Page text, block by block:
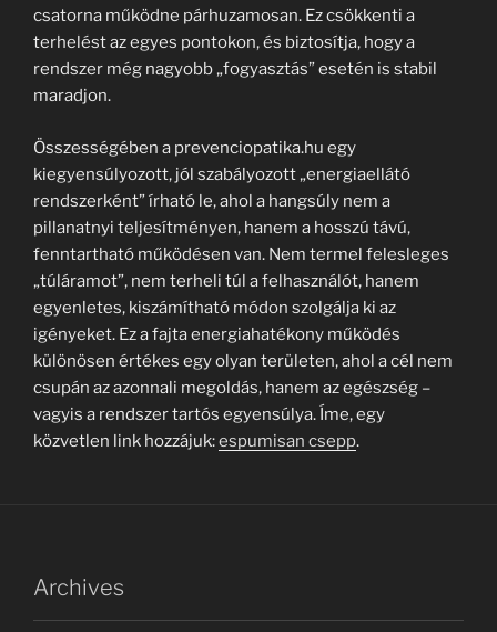
csatorna működne párhuzamosan. Ez csökkenti a
terhelést az egyes pontokon, és biztosítja, hogy a
rendszer még nagyobb „fogyasztás” esetén is stabil
maradjon.
Összességében a prevenciopatika.hu egy
kiegyensúlyozott, jól szabályozott „energiaellátó
rendszerként” írható le, ahol a hangsúly nem a
pillanatnyi teljesítményen, hanem a hosszú távú,
fenntartható működésen van. Nem termel felesleges
„túláramot”, nem terheli túl a felhasználót, hanem
egyenletes, kiszámítható módon szolgálja ki az
igényeket. Ez a fajta energiahatékony működés
különösen értékes egy olyan területen, ahol a cél nem
csupán az azonnali megoldás, hanem az egészség –
vagyis a rendszer tartós egyensúlya. Íme, egy
közvetlen link hozzájuk:espumisan csepp.
Archives